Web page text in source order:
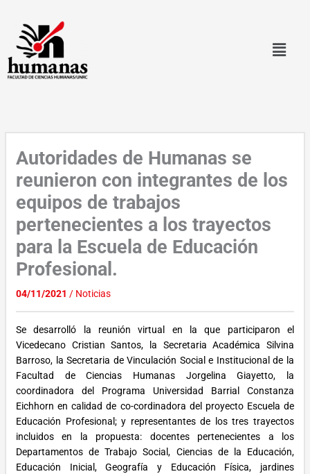
contenido
Autoridades de Humanas se
reunieron con integrantes de los
equipos de trabajos
pertenecientes a los trayectos
para la Escuela de Educación
Profesional.
04/11/2021/ Noticias
Se desarrolló la reunión virtual en la que participaron el
Vicedecano Cristian Santos, la Secretaria Académica Silvina
Barroso, la Secretaria de Vinculación Social e Institucional de la
Facultad de Ciencias Humanas Jorgelina Giayetto, la
coordinadora del Programa Universidad Barrial Constanza
Eichhorn en calidad de co-cordinadora del proyecto Escuela de
Educación Profesional; y representantes de los tres trayectos
incluidos en la propuesta: docentes pertenecientes a los
Departamentos de Trabajo Social, Ciencias de la Educación,
Educación Inicial, Geografía y Educación Física, jardines